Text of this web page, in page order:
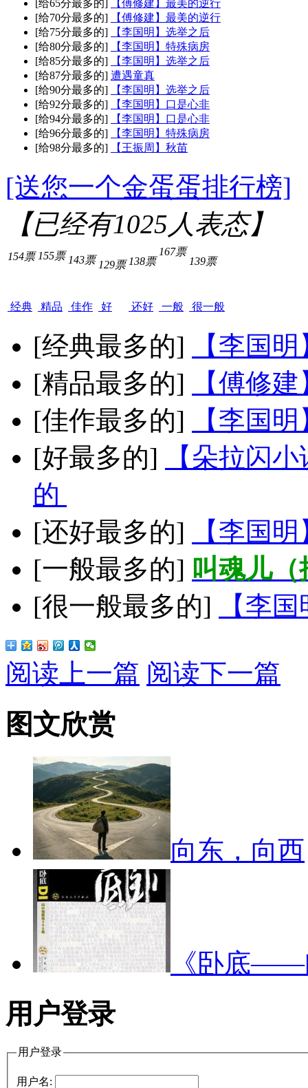
[给65分最多的]
【傅修建】最美的逆行
[给70分最多的]
【傅修建】最美的逆行
[给75分最多的]
【李国明】选举之后
[给80分最多的]
【李国明】特殊病房
[给85分最多的]
【李国明】选举之后
[给87分最多的] 遭遇童真
[给90分最多的]
【李国明】选举之后
[给92分最多的]
【李国明】口是心非
[给94分最多的]
【李国明】口是心非
[给96分最多的]
【李国明】特殊病房
[给98分最多的]
【王振周】秋苗
[送您一个金蛋蛋排行榜]
【已经有1025人表态】
154票
经典
155票
精品
143票
佳作
129票
好
138票
还好
167票
一般
139票
很一般
[经典最多的]
【李国
[精品最多的]
【傅修
[佳作最多的]
【李国
[好最多的]
【朵拉闪
的
[还好最多的]
【李国
[一般最多的] 叫魂儿
[很一般最多的]
【李
阅读上一篇 阅读下一篇
图文欣赏
向东，向西
《卧底
用户登录
用户登录
用户名: